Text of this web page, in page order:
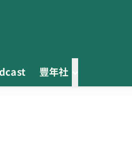
豐年社